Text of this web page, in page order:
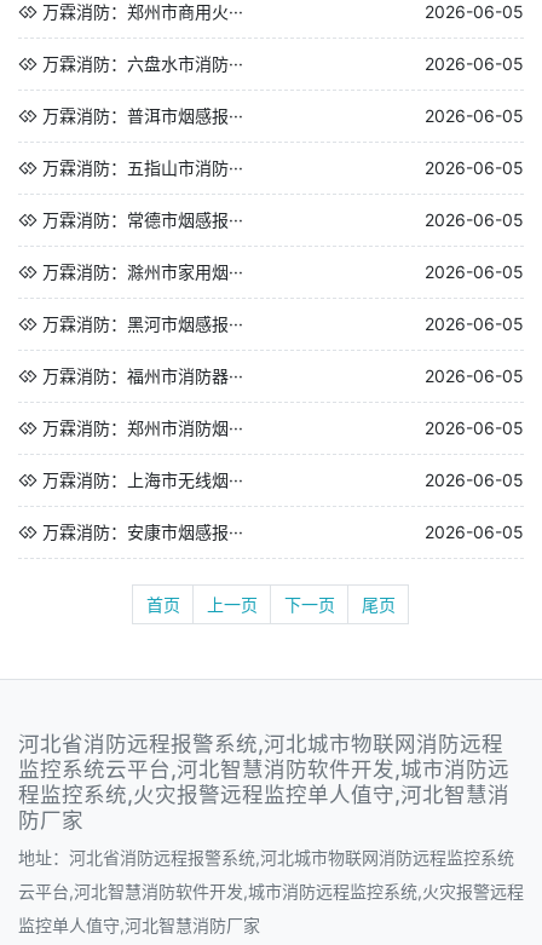
万霖消防：郑州市商用火··· 2026-06-05
万霖消防：六盘水市消防··· 2026-06-05
万霖消防：普洱市烟感报··· 2026-06-05
万霖消防：五指山市消防··· 2026-06-05
万霖消防：常德市烟感报··· 2026-06-05
万霖消防：滁州市家用烟··· 2026-06-05
万霖消防：黑河市烟感报··· 2026-06-05
万霖消防：福州市消防器··· 2026-06-05
万霖消防：郑州市消防烟··· 2026-06-05
万霖消防：上海市无线烟··· 2026-06-05
万霖消防：安康市烟感报··· 2026-06-05
首页 上一页 下一页 尾页
河北省消防远程报警系统,河北城市物联网消防远程
监控系统云平台,河北智慧消防软件开发,城市消防远
程监控系统,火灾报警远程监控单人值守,河北智慧消
防厂家
地址：河北省消防远程报警系统,河北城市物联网消防远程监控系统
云平台,河北智慧消防软件开发,城市消防远程监控系统,火灾报警远程
监控单人值守,河北智慧消防厂家